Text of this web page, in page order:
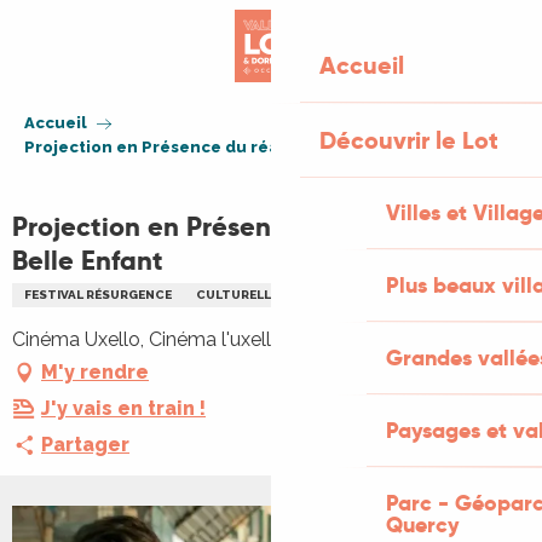
Accueil
Découvrir le Lot
Villes et
Plus beaux
Grandes
Paysages et
Parc -
Quercy
Accueil
Projection en Présence du réalisateur : Belle Enfant
Projection en Présence du réalisateur :
Belle Enfant
FESTIVAL RÉSURGENCE CULTURELLE RENCONTRES
Cinéma Uxello, Cinéma l'uxello, 46110 Vayrac
M'y rendre
J'y vais en train !
Partager